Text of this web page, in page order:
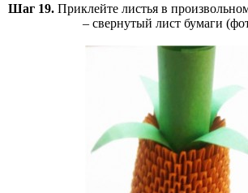
Шаг 19. Приклейте листья в
– свернутый лист бумаги